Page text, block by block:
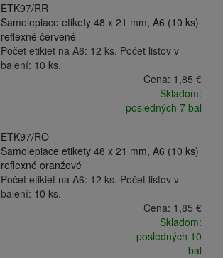
ETK97/RR
Samolepiace etikety 48 x 21 mm, A6 (10 ks)
reflexné červené
Počet etikiet na A6: 12 ks. Počet listov v
balení: 10 ks.
Cena: 1,85 €
Skladom:
posledných 7 bal
ETK97/RO
Samolepiace etikety 48 x 21 mm, A6 (10 ks)
reflexné oranžové
Počet etikiet na A6: 12 ks. Počet listov v
balení: 10 ks.
Cena: 1,85 €
Skladom:
posledných 10
bal